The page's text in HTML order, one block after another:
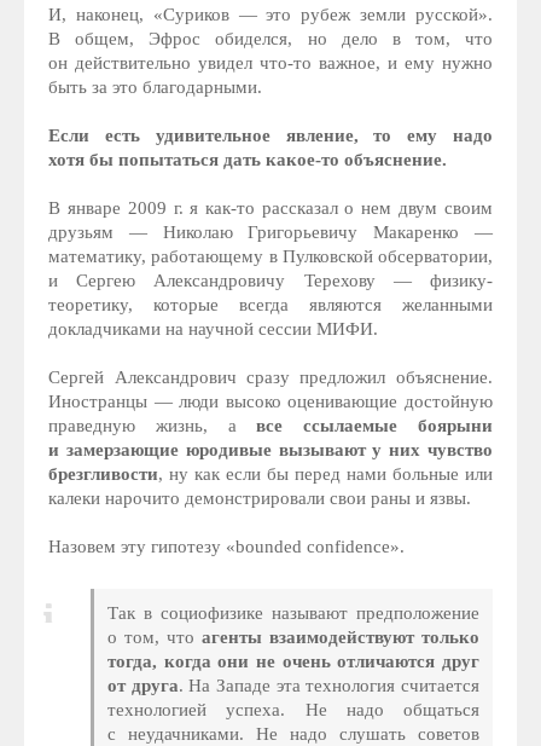
И, наконец, «Суриков — это рубеж земли русской».
В общем, Эфрос обиделся, но дело в том, что
он действительно увидел что-то важное, и ему нужно
быть за это благодарными.
Если есть удивительное явление, то ему надо
хотя бы попытаться дать какое-то объяснение.
В январе 2009 г. я как-то рассказал о нем двум своим
друзьям — Николаю Григорьевичу Макаренко —
математику, работающему в Пулковской обсерватории,
и Сергею Александровичу Терехову — физику-
теоретику, которые всегда являются желанными
докладчиками на научной сессии МИФИ.
Сергей Александрович сразу предложил объяснение.
Иностранцы — люди высоко оценивающие достойную
праведную жизнь, авсе ссылаемые боярыни
и замерзающие юродивые вызывают у них чувство
брезгливости, ну как если бы перед нами больные или
калеки нарочито демонстрировали свои раны и язвы.
Назовем эту гипотезу «bounded confidence».
Так в социофизике называют предположение
о том, что агенты взаимодействуют только
тогда, когда они не очень отличаются друг
от друга. На Западе эта технология считается
технологией успеха. Не надо общаться
с неудачниками. Не надо слушать советов